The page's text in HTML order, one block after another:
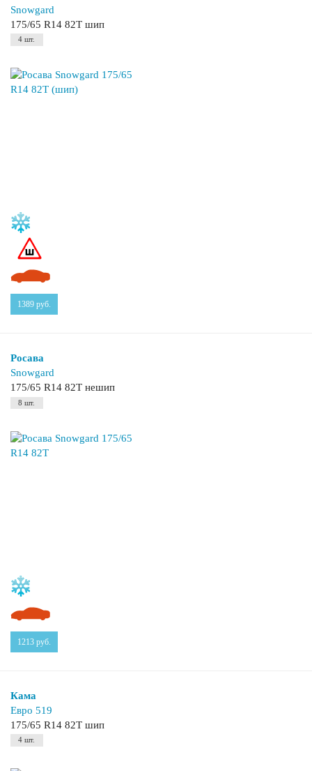
Snowgard
175/65 R14 82T шип
4 шт.
1389 руб.
Росава
Snowgard
175/65 R14 82T нешип
8 шт.
1213 руб.
Кама
Евро 519
175/65 R14 82T шип
4 шт.